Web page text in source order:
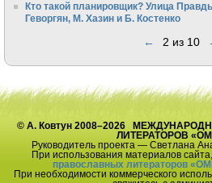
Кто такой планировщик? Улица
Геворгян, М. Хазин и Б. Костенко
← 2 из 10
© А. Ковтун 2008–2026
ЛИТЕРАТОРОВ
Руководитель проекта — Светлана
При использования материалов
православных литераторов
При необходимости коммерческого